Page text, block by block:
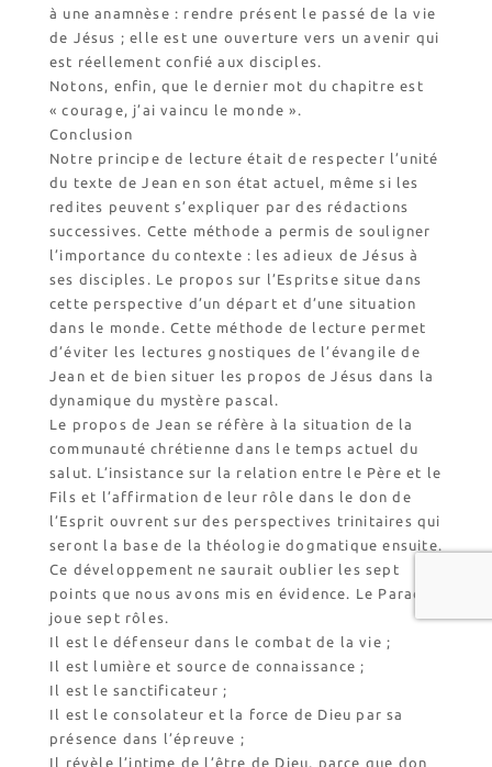
à une anamnèse : rendre présent le passé de la vie
de Jésus ; elle est une ouverture vers un avenir qui
est réellement confié aux disciples.
Notons, enfin, que le dernier mot du chapitre est
« courage, j’ai vaincu le monde ».
Conclusion
Notre principe de lecture était de respecter l’unité
du texte de Jean en son état actuel, même si les
redites peuvent s’expliquer par des rédactions
successives. Cette méthode a permis de souligner
l’importance du contexte : les adieux de Jésus à
ses disciples. Le propos sur l’Espritse situe dans
cette perspective d’un départ et d’une situation
dans le monde. Cette méthode de lecture permet
d’éviter les lectures gnostiques de l’évangile de
Jean et de bien situer les propos de Jésus dans la
dynamique du mystère pascal.
Le propos de Jean se réfère à la situation de la
communauté chrétienne dans le temps actuel du
salut. L’insistance sur la relation entre le Père et le
Fils et l’affirmation de leur rôle dans le don de
l’Esprit ouvrent sur des perspectives trinitaires qui
seront la base de la théologie dogmatique ensuite.
Ce développement ne saurait oublier les sept
points que nous avons mis en évidence. Le Paraclet
joue sept rôles.
Il est le défenseur dans le combat de la vie ;
Il est lumière et source de connaissance ;
Il est le sanctificateur ;
Il est le consolateur et la force de Dieu par sa
présence dans l’épreuve ;
Il révèle l’intime de l’être de Dieu, parce que don